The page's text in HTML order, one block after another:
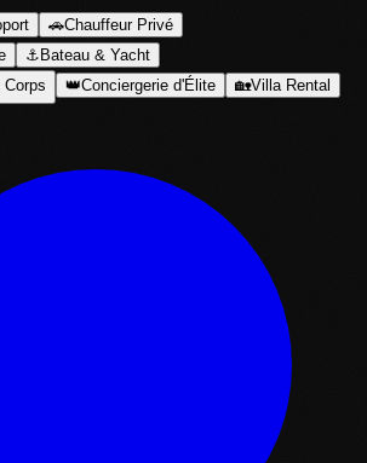
🚗Chauffeur Privé
⚓ Bateau & Yacht
👑Conciergerie d'Élite 🏡Villa Rental